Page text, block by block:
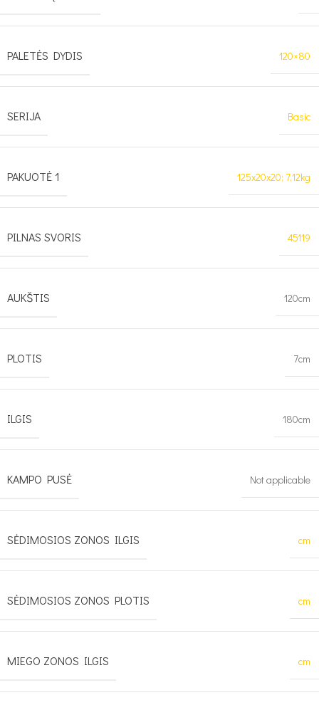
PALETĖS DYDIS 120×80
SERIJA Basic
PAKUOTĖ 1 125x20x20; 7,12kg
PILNAS SVORIS 45119
AUKŠTIS 120cm
PLOTIS 7cm
ILGIS 180cm
KAMPO PUSĖ Not applicable
SĖDIMOSIOS ZONOS ILGIS cm
SĖDIMOSIOS ZONOS PLOTIS cm
MIEGO ZONOS ILGIS cm